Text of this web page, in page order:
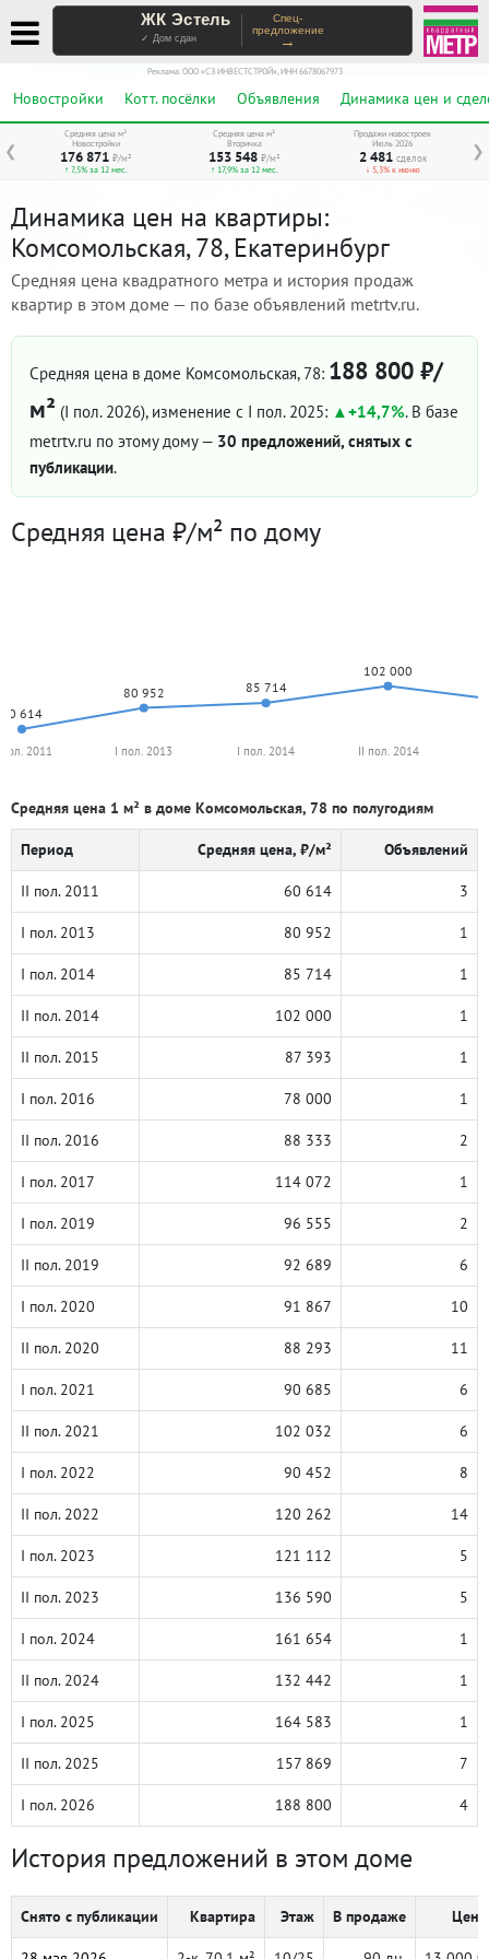
ЖК Эстель
✓ Дом сдан
Спец-
предложение
→
Реклама. ООО «СЗ ИНВЕСТСТРОЙ», ИНН 6678067973
Новостройки Котт. посёлки Объявления Динамика цен и
❮ ❯
Средняя цена м²
Новостройки
176 871 ₽/м²
↑ 7,5% за 12 мес.
Средняя цена м²
Вторичка
153 548 ₽/м²
↑ 17,9% за 12 мес.
Продажи новостроек
Июль 2026
2 481 сделок
↓ 5,3% к июню
Динамика цен на квартиры:
Комсомольская, 78, Екатеринбург
Средняя цена квадратного метра и история продаж
квартир в этом доме — по базе объявлений metrtv.ru.
Средняя цена в доме Комсомольская, 78: 188 800 ₽/
м² (I пол. 2026), изменение с I пол. 2025: +14,7%. В базе
metrtv.ru по этому дому — 30 предложений, снятых с
публикации.
Средняя цена ₽/м² по дому
60 614
80 952 85 714
102 000
2011 I пол. 2013 I пол. 2014 II пол. 2014
Средняя цена 1 м² в доме Комсомольская, 78 по полугодиям
Период Средняя цена, ₽/м² Объявлений
II пол. 2011 60 614 3
I пол. 2013 80 952 1
I пол. 2014 85 714 1
II пол. 2014 102 000 1
II пол. 2015 87 393 1
I пол. 2016 78 000 1
II пол. 2016 88 333 2
I пол. 2017 114 072 1
I пол. 2019 96 555 2
II пол. 2019 92 689 6
I пол. 2020 91 867 10
II пол. 2020 88 293 11
I пол. 2021 90 685 6
II пол. 2021 102 032 6
I пол. 2022 90 452 8
II пол. 2022 120 262 14
I пол. 2023 121 112 5
II пол. 2023 136 590 5
I пол. 2024 161 654 1
II пол. 2024 132 442 1
I пол. 2025 164 583 1
II пол. 2025 157 869 7
I пол. 2026 188 800 4
История предложений в этом доме
Снято с публикации Квартира Этаж В продаже